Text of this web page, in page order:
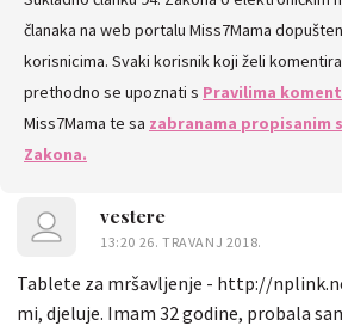
KOMENTARE
članaka na web portalu Miss7Mama
korisnicima. Svaki korisnik koji želi
prethodno se upoznati s Pravilima
Miss7Mama te sa zabranama propisanim
Zakona.
vestere
13:20 26. TRAVANJ 2018.
Tablete za mršavljenje - http://
mi, djeluje. Imam 32 godine, probala